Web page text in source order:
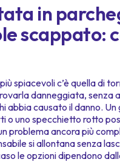
in
scappato:
spiacevoli c’è quella di
danneggiata, senza
abbia causato il danno.
o uno specchietto rotto
problema ancora più
si allontana senza
le opzioni dipendono